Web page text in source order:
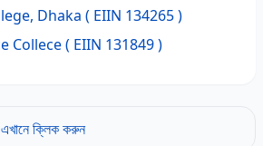
Dhaka ( EIIN 134265 )
Collece( EIIN 131849 )
এখানে ক্লিক করুন